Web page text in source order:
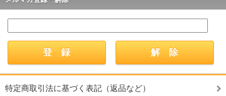
特定商取引法に基づく表記（返品など）